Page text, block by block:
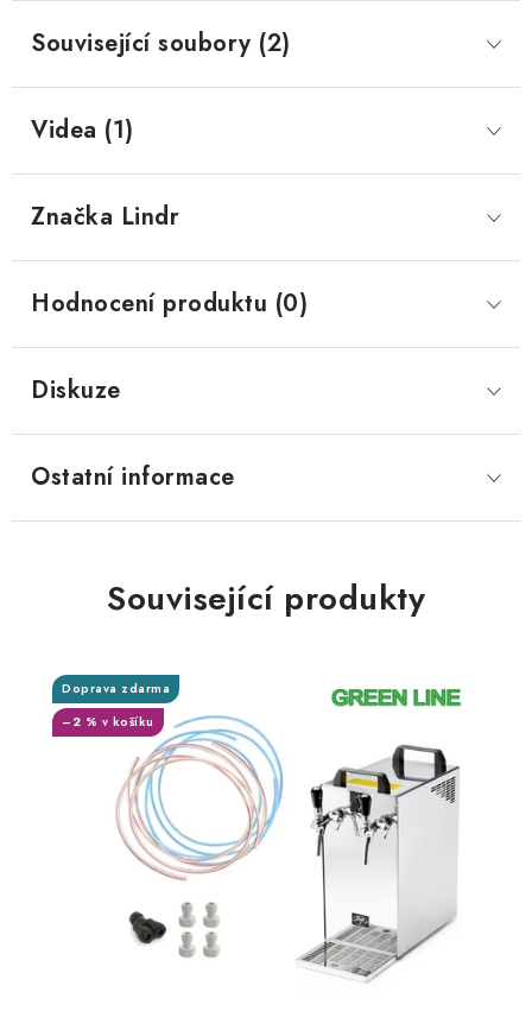
Související soubory (2)
Videa (1)
Značka Lindr
Hodnocení produktu (0)
Diskuze
Ostatní informace
Související produkty
Doprava zdarma
–2 % v košíku